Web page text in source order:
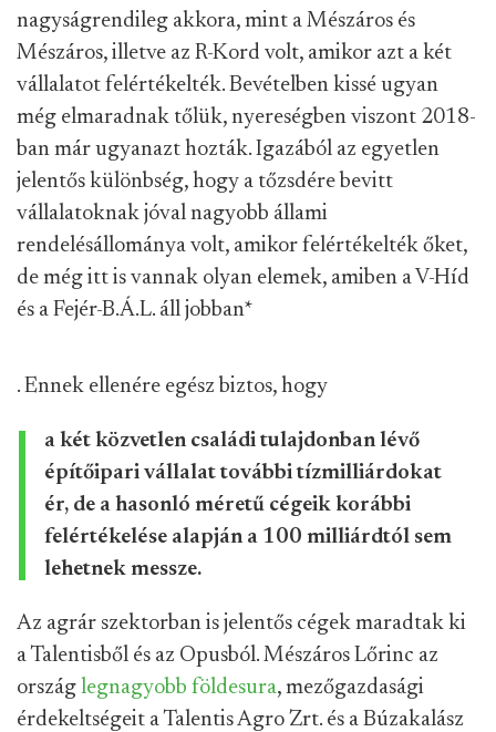
nagyságrendileg akkora, mint a Mészáros és
Mészáros, illetve az R-Kord volt, amikor azt a két
vállalatot felértékelték. Bevételben kissé ugyan
még elmaradnak tőlük, nyereségben viszont 2018-
ban már ugyanazt hozták. Igazából az egyetlen
jelentős különbség, hogy a tőzsdére bevitt
vállalatoknak jóval nagyobb állami
rendelésállománya volt, amikor felértékelték őket,
de még itt is vannak olyan elemek, amiben a V-Híd
és a Fejér-B.Á.L. áll jobban*
. Ennek ellenére egész biztos, hogy
a két közvetlen családi tulajdonban lévő
építőipari vállalat további tízmilliárdokat
ér, de a hasonló méretű cégeik korábbi
felértékelése alapján a 100 milliárdtól sem
lehetnek messze.
Az agrár szektorban is jelentős cégek maradtak ki
a Talentisből és az Opusból. Mészáros Lőrinc az
ország legnagyobb földesura, mezőgazdasági
érdekeltségeit a Talentis Agro Zrt. és a Búzakalász